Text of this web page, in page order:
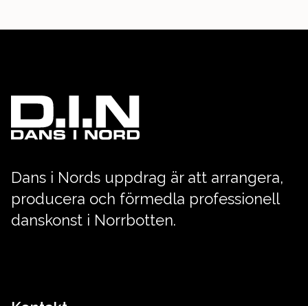
Dans i Nords uppdrag är att arrangera,
producera och förmedla professionell
danskonst i Norrbotten.